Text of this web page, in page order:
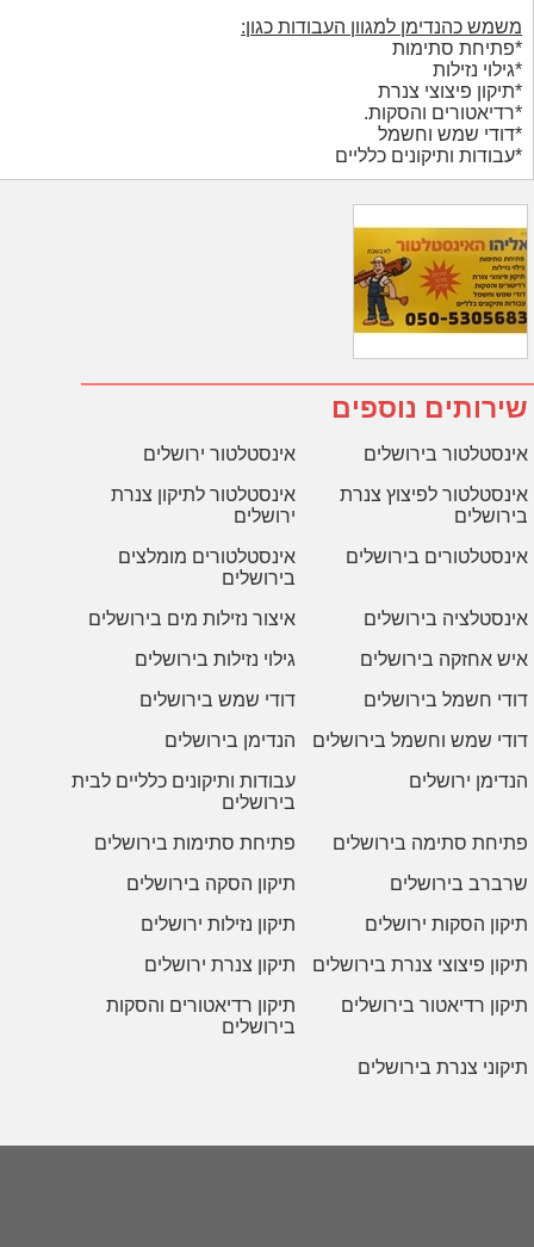
משמש כהנדימן למגוון העבודות כגון:
*פתיחת סתימות
*גילוי נזילות
*תיקון פיצוצי צנרת
*רדיאטורים והסקות.
*דודי שמש וחשמל
*עבודות ותיקונים כלליים
שירותים נוספים
אינסטלטור בירושלים
אינסטלטור ירושלים
אינסטלטור לפיצוץ צנרת
בירושלים
אינסטלטור לתיקון צנרת
ירושלים
אינסטלטורים בירושלים
אינסטלטורים מומלצים
בירושלים
אינסטלציה בירושלים
איצור נזילות מים בירושלים
איש אחזקה בירושלים
גילוי נזילות בירושלים
דודי חשמל בירושלים
דודי שמש בירושלים
דודי שמש וחשמל בירושלים
הנדימן בירושלים
הנדימן ירושלים
עבודות ותיקונים כלליים לבית
בירושלים
פתיחת סתימה בירושלים
פתיחת סתימות בירושלים
שרברב בירושלים
תיקון הסקה בירושלים
תיקון הסקות ירושלים
תיקון נזילות ירושלים
תיקון פיצוצי צנרת בירושלים
תיקון צנרת ירושלים
תיקון רדיאטור בירושלים
תיקון רדיאטורים והסקות
בירושלים
תיקוני צנרת בירושלים